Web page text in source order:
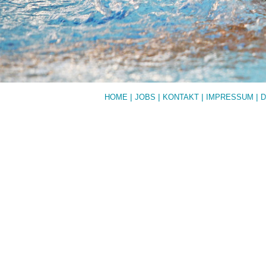
Veranstaltungshinweis
Veröffentlicht am 9. September 2021vonchristinawolff
HOME | JOBS | KONTAKT| IMPRESSUM |